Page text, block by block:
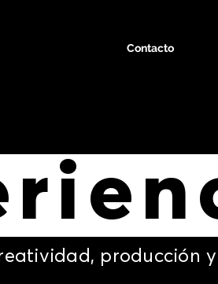
Contacto
producción y